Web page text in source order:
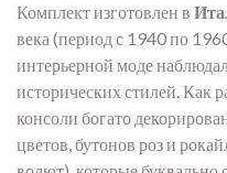
Комплект изготовлен в
века (период с 1940 по
интерьерной моде
исторических стилей. Как
консоли богато
цветов, бутонов роз и